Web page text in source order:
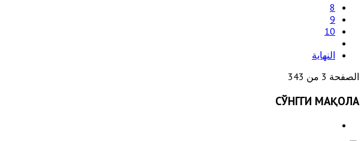
8
9
10
النهاية
الصفحة 3 من 343
СЎНГГИ МАҚОЛА